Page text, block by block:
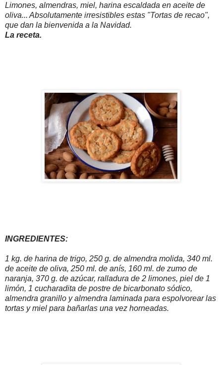
Limones, almendras, miel, harina escaldada en aceite de
oliva... Absolutamente irresistibles estas "Tortas de recao",
que dan la bienvenida a la Navidad.
La receta.
INGREDIENTES:
1 kg. de harina de trigo, 250 g. de almendra molida, 340 ml.
de aceite de oliva, 250 ml. de anís, 160 ml. de zumo de
naranja, 370 g. de azúcar, ralladura de 2 limones, piel de 1
limón, 1 cucharadita de postre de bicarbonato sódico,
almendra granillo y almendra laminada para espolvorear las
tortas y miel para bañarlas una vez horneadas.